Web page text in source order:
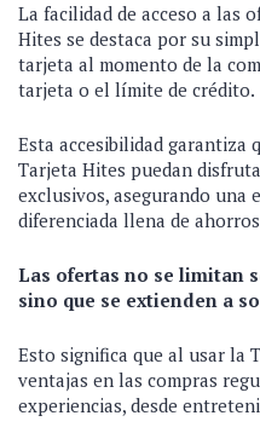
La facilidad de acceso a las
Hites se destaca por su
tarjeta al momento de la
tarjeta o el límite de crédito.
Esta accesibilidad garantiza
Tarjeta Hites puedan
exclusivos, asegurando una
diferenciada llena de
Las ofertas no se limitan
sino que se extienden a
Esto significa que al usar la
ventajas en las compras
experiencias, desde